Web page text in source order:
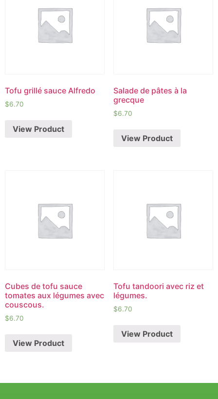
Tofu grillé sauce Alfredo
$6.70
View Product
Salade de pâtes à la
grecque
$6.70
View Product
Cubes de tofu sauce
tomates aux légumes avec
couscous.
$6.70
View Product
Tofu tandoori avec riz et
légumes.
$6.70
View Product